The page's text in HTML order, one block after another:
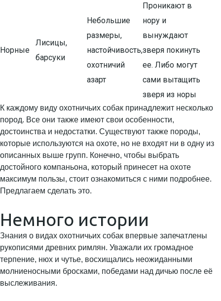
Норные
Лисицы,
барсуки
Небольшие
размеры,
настойчивость,
охотничий
азарт
Проникают в
нору и
вынуждают
зверя покинуть
ее. Либо могут
сами вытащить
зверя из норы
К каждому виду охотничьих собак принадлежит несколько
пород. Все они также имеют свои особенности,
достоинства и недостатки. Существуют также породы,
которые используются на охоте, но не входят ни в одну из
описанных выше групп. Конечно, чтобы выбрать
достойного компаньона, который принесет на охоте
максимум пользы, стоит ознакомиться с ними подробнее.
Предлагаем сделать это.
Немного истории
Знания о видах охотничьих собак впервые запечатлены
рукописями древних римлян. Уважали их громадное
терпение, нюх и чутье, восхищались неожиданными
молниеносными бросками, победами над дичью после её
выслеживания.